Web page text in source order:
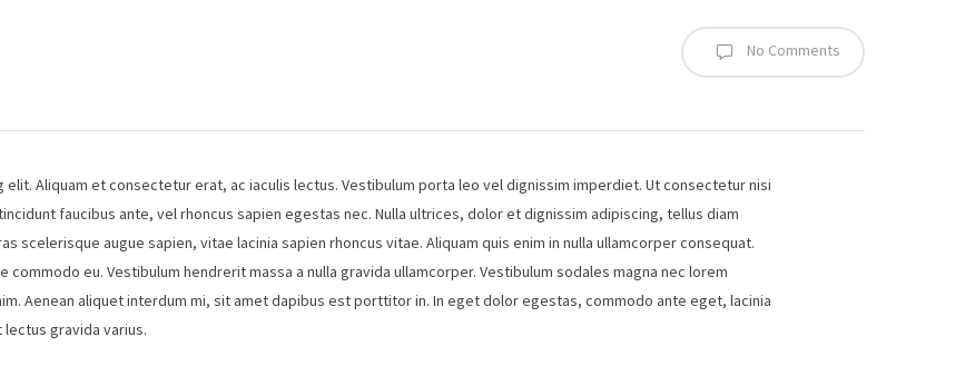
No Comments
Aliquam et consectetur erat, ac iaculis lectus. Vestibulum porta leo vel dignissim imperdiet. Ut consectetur nisi
faucibus ante, vel rhoncus sapien egestas nec. Nulla ultrices, dolor et dignissim adipiscing, tellus diam
scelerisque augue sapien, vitae lacinia sapien rhoncus vitae. Aliquam quis enim in nulla ullamcorper consequat.
eu. Vestibulum hendrerit massa a nulla gravida ullamcorper. Vestibulum sodales magna nec lorem
Aenean aliquet interdum mi, sit amet dapibus est porttitor in. In eget dolor egestas, commodo ante eget, lacinia
gravida varius.